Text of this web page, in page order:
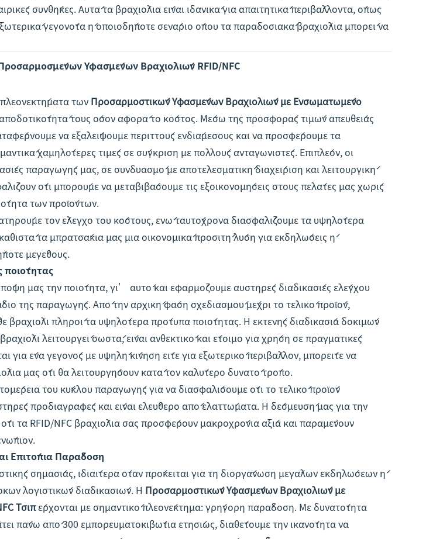
συνθήκες. Αυτά τα βραχιόλια είναι ιδανικά για απαιτητικά περιβάλλοντα, όπως
γεγονότα ή οποιοδήποτε σενάριο όπου τα παραδοσιακά βραχιόλια μπορεί να
Υφασμένων Βραχιολιών RFID/NFC
των Προσαρμοστικών Υφασμένων Βραχιολιών με Ενσωματωμένο
αποδοτικότητά τους όσον αφορά το κόστος. Μέσω της προσφοράς τιμών απευθείας
να εξαλείψουμε περιττούς ενδιάμεσους και να προσφέρουμε τα
χαμηλότερες τιμές σε σύγκριση με πολλούς ανταγωνιστές. Επιπλέον, οι
παραγωγής μας, σε συνδυασμό με αποτελεσματική διαχείριση και λειτουργική
ότι μπορούμε να μεταβιβάσουμε τις εξοικονομήσεις στους πελάτες μας χωρίς
των προϊόντων.
τον έλεγχο του κόστους, ενώ ταυτόχρονα διασφαλίζουμε τα υψηλότερα
τα μπρατσάκια μας μια οικονομικά προσιτή λύση για εκδηλώσεις ή
μεγέθους.
ποιότητας
μας την ποιότητα, γι’ αυτό και εφαρμόζουμε αυστηρές διαδικασίες ελέγχου
της παραγωγής. Από την αρχική φάση σχεδιασμού μέχρι το τελικό προϊόν,
βραχιόλι πληροί τα υψηλότερα πρότυπα ποιότητας. Η εκτενής διαδικασία δοκιμών
λειτουργεί σωστά, είναι ανθεκτικό και έτοιμο για χρήση σε πραγματικές
για ένα γεγονός με υψηλή κίνηση είτε για εξωτερικό περιβάλλον, μπορείτε να
μας ότι θα λειτουργήσουν κατά τον καλύτερο δυνατό τρόπο.
του κύκλου παραγωγής για να διασφαλίσουμε ότι το τελικό προϊόν
προδιαγραφές και είναι ελεύθερο από ελαττώματα. Η δέσμευσή μας για την
τα RFID/NFC βραχιόλια σας προσφέρουν μακροχρόνια αξία και παραμένουν
Επιτόπια Παράδοση
σημασίας, ιδιαίτερα όταν πρόκειται για τη διοργάνωση μεγάλων εκδηλώσεων ή
λογιστικών διαδικασιών. Η Προσαρμοστικών Υφασμένων Βραχιολιών με
Τσιπέρχονται με σημαντικό πλεονέκτημα: γρήγορη παράδοση. Με δυνατότητα
πάνω από 300 εμπορευματοκιβώτια ετησίως, διαθέτουμε την ικανότητα να